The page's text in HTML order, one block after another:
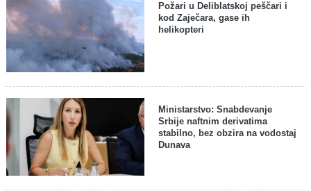
Požari u Deliblatskoj peščari i
kod Zaječara, gase ih
helikopteri
Ministarstvo: Snabdevanje
Srbije naftnim derivatima
stabilno, bez obzira na vodostaj
Dunava